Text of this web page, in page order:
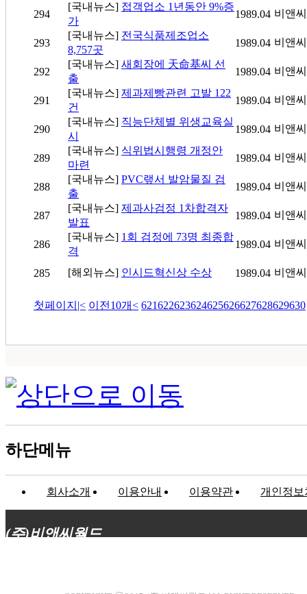
294
[국내뉴스] 접객업소 1년동안 9%증
가
1989.04 비앤
293
[국내뉴스] 전국식품제조업소
8,757곳
1989.04 비앤
292
[국내뉴스] 새회장에 天命基씨 선
출
1989.04 비앤
291
[국내뉴스] 제과제빵관련 고발 122
건
1989.04 비앤
290
[국내뉴스] 직능단체별 위생교육실
시
1989.04 비앤
289
[국내뉴스] 식위법시행령 개정안
마련
1989.04 비앤
288
[국내뉴스] PVC랲서 발암물질 검
출
1989.04 비앤
287
[국내뉴스] 제과사검정 1차합격자
발표
1989.04 비앤
286
[국내뉴스] 1회 검정에 73명 최종합
격
1989.04 비앤
285 [해외뉴스] 인시드혁신상 수상 1989.04 비앤
첫페이지 |< 이전10개< 621622623624625626627628629630
하단메뉴
회사소개 이용안내 이용약관 개인정보
(주)비앤씨월드